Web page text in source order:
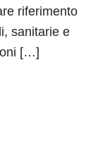
riferimento
sanitarie e
[…]